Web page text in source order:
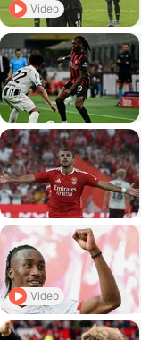
Video
Video